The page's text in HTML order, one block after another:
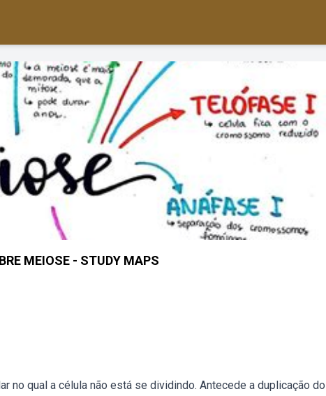
MEIOSE - STUDY MAPS
no qual a célula não está se dividindo. Antecede a duplicação do